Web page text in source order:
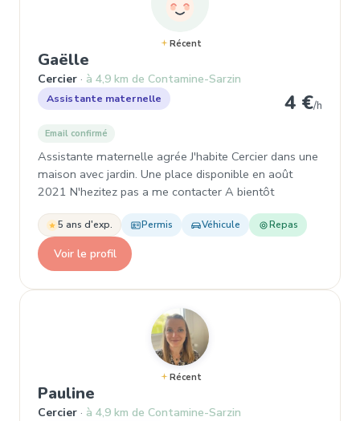
Récent
Gaëlle
Cercier à 4,9 km de Contamine-Sarzin
Assistante maternelle 4 €/h
Email confirmé
Assistante maternelle agrée J'habite Cercier dans une
maison avec jardin. Une place disponible en août
2021 N'hezitez pas a me contacter A bientôt
5 ans d'exp. Permis Véhicule Repas
Voir le profil
Récent
Pauline
Cercier à 4,9 km de Contamine-Sarzin